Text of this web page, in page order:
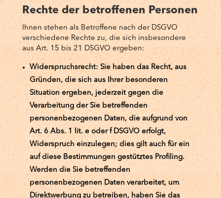
Rechte der betroffenen Personen
Ihnen stehen als Betroffene nach der DSGVO
verschiedene Rechte zu, die sich insbesondere
aus Art. 15 bis 21 DSGVO ergeben:
Widerspruchsrecht: Sie haben das Recht, aus
Gründen, die sich aus Ihrer besonderen
Situation ergeben, jederzeit gegen die
Verarbeitung der Sie betreffenden
personenbezogenen Daten, die aufgrund von
Art. 6 Abs. 1 lit. e oder f DSGVO erfolgt,
Widerspruch einzulegen; dies gilt auch für ein
auf diese Bestimmungen gestütztes Profiling.
Werden die Sie betreffenden
personenbezogenen Daten verarbeitet, um
Direktwerbung zu betreiben, haben Sie das